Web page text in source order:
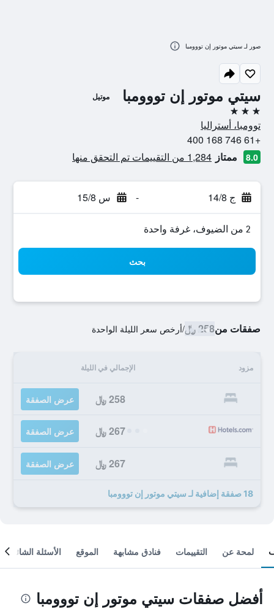
سيتي موتور إن تووومبا موتيل
3 نجوم
توومبا، أستراليا
+61 746 168 400
8.0 ممتاز 1,284 من التقييمات تم التحقق منها
ج 14/8 - س 15/8
2 من الضيوف، غرفة واحدة
بحث
صفقات من258 ﷼ /أرخص سعر الليلة الواحدة
مزود الإجمالي في الليلة
258 ﷼ عرض الصفقة
267 ﷼ عرض الصفقة
267 ﷼ عرض الصفقة
18 صفقة إضافية لـ سيتي موتور إن تووومبا
صور لـ سيتي موتور إن تووومبا
لمحة عن التقييمات فنادق مشابهة الموقع الأسئلة الشائعة
أفضل صفقات سيتي موتور إن تووومبا